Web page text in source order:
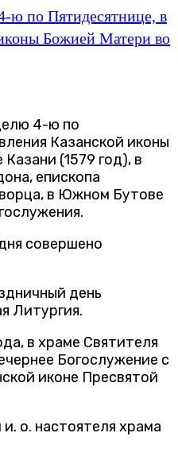
ю по Пятидесятнице, в
Божией Матери во
Казанской иконы
(1579 год), в
епископа
в Южном Бутове
совершено
день
Литургия.
в храме Святителя
Богослужение с
иконе Пресвятой
о. настоятеля храма